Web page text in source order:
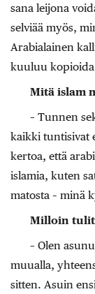
sana leijona
selviää myös,
Arabialainen
kuuluu
Mitä islam
– Tunnen
kaikki tuntisivat
kertoa, että
islamia, kuten
matosta – minä
Milloin tulit
– Olen
muualla,
sitten. Asuin